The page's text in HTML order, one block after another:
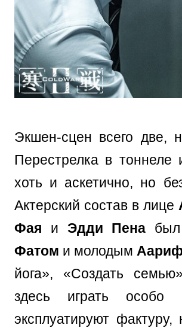
Экшен-сцен всего две,
Перестрелка в тоннеле
хоть и аскетично, но
Актерский состав в лице
Фая и Эдди Пена
Фатом и молодым
йога», «Создать
здесь играть особо
эксплуатируют